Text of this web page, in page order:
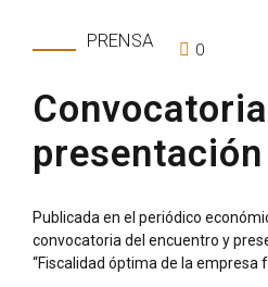
PRENSA 0
Convocatoria
Publicada en el periódico
convocatoria del encuentro y
“Fiscalidad óptima de la empresa